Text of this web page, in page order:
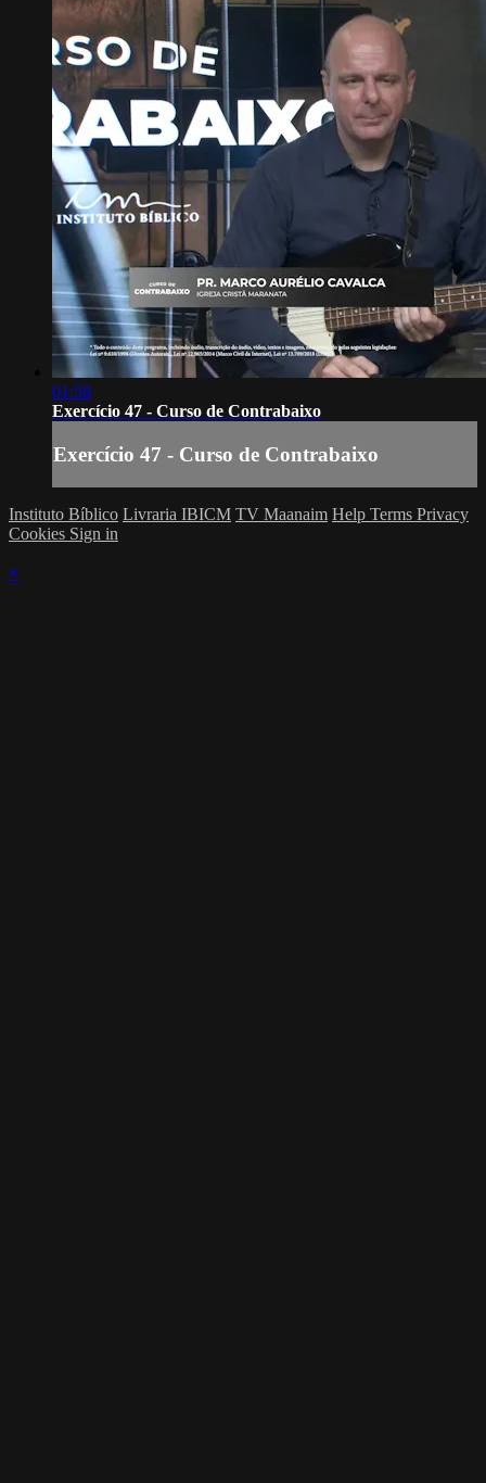
01:58
Exercício 47 - Curso de Contrabaixo
Exercício 47 - Curso de Contrabaixo
Instituto Bíblico Livraria IBICM TV Maanaim Help Terms Privacy
Cookies Sign in
×